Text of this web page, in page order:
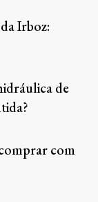
Irboz:
de
com